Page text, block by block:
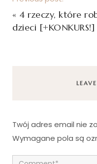
« 4 rzeczy, które
dzieci [+KONKURS!]
Twój adres email nie
Wymagane pola są